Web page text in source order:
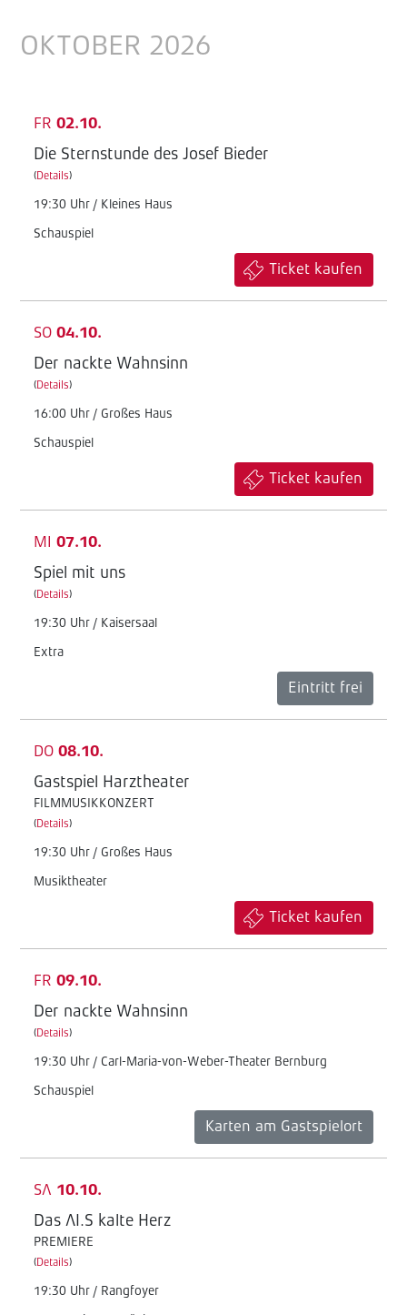
OKTOBER 2026
FR 02.10.
Die Sternstunde des Josef Bieder
(Details)
19:30 Uhr / Kleines Haus
Schauspiel
Ticket kaufen
SO 04.10.
Der nackte Wahnsinn
(Details)
16:00 Uhr / Großes Haus
Schauspiel
Ticket kaufen
MI 07.10.
Spiel mit uns
(Details)
19:30 Uhr / Kaisersaal
Extra
Eintritt frei
DO 08.10.
Gastspiel Harztheater
FILMMUSIKKONZERT
(Details)
19:30 Uhr / Großes Haus
Musiktheater
Ticket kaufen
FR 09.10.
Der nackte Wahnsinn
(Details)
19:30 Uhr / Carl-Maria-von-Weber-Theater Bernburg
Schauspiel
Karten am Gastspielort
SA 10.10.
Das AI.S kalte Herz
PREMIERE
(Details)
19:30 Uhr / Rangfoyer